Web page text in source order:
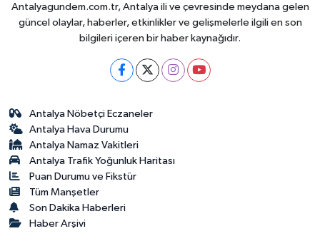
Antalyagundem.com.tr, Antalya ili ve çevresinde meydana gelen
güncel olaylar, haberler, etkinlikler ve gelişmelerle ilgili en son
bilgileri içeren bir haber kaynağıdır.
Antalya Nöbetçi Eczaneler
Antalya Hava Durumu
Antalya Namaz Vakitleri
Antalya Trafik Yoğunluk Haritası
Puan Durumu ve Fikstür
Tüm Manşetler
Son Dakika Haberleri
Haber Arşivi